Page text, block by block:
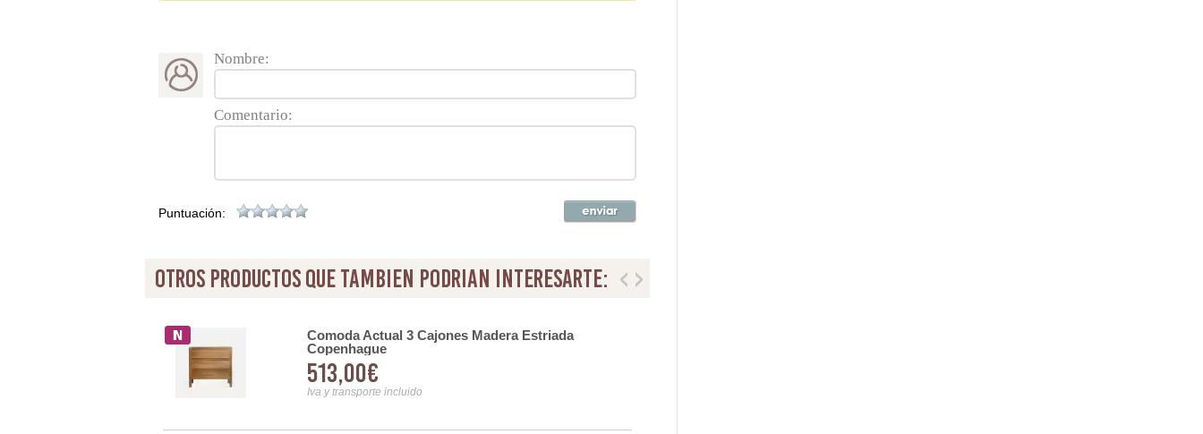
Nombre:
Comentario:
Puntuación:
otros productos que tambien podrian interesarte:
Comoda Actual 3 Cajones Madera Estriada
Copenhague
513,00€
Iva y transporte incluido